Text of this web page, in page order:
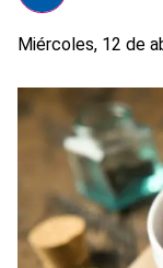
Miércoles, 12 de